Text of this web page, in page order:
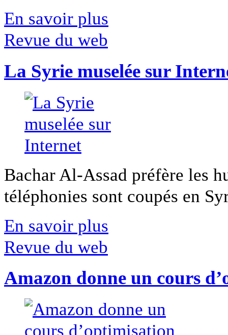
En savoir plus
Revue du web
La Syrie muselée sur
Bachar Al-Assad préfère les
téléphonies sont coupés en
En savoir plus
Revue du web
Amazon donne un cours